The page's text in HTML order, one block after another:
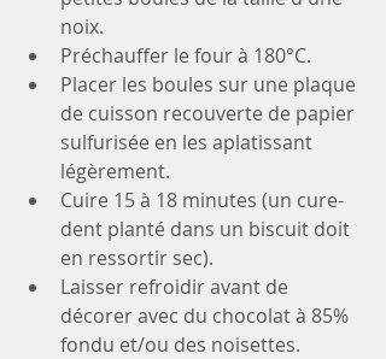
noix.
Préchauffer le four à 180°C.
Placer les boules sur une plaque
de cuisson recouverte de papier
sulfurisée en les aplatissant
légèrement.
Cuire 15 à 18 minutes (un cure-
dent planté dans un biscuit doit
en ressortir sec).
Laisser refroidir avant de
décorer avec du chocolat à 85%
fondu et/ou des noisettes.